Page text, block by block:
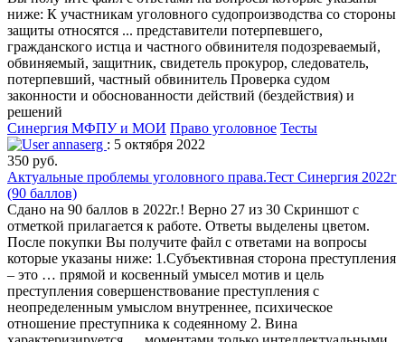
ниже: К участникам уголовного судопроизводства со стороны
защиты относятся ... представители потерпевшего,
гражданского истца и частного обвинителя подозреваемый,
обвиняемый, защитник, свидетель прокурор, следователь,
потерпевший, частный обвинитель Проверка судом
законности и обоснованности действий (бездействия) и
решений
Синергия МФПУ и МОИ Право уголовное Тесты
annaserg : 5 октября 2022
350 руб.
Актуальные проблемы уголовного права.Тест Синергия 2022г
(90 баллов)
Сдано на 90 баллов в 2022г.! Верно 27 из 30 Скриншот с
отметкой прилагается к работе. Ответы выделены цветом.
После покупки Вы получите файл с ответами на вопросы
которые указаны ниже: 1.Субъективная сторона преступления
– это … прямой и косвенный умысел мотив и цель
преступления совершенствование преступления с
неопределенным умыслом внутреннее, психическое
отношение преступника к содеянному 2. Вина